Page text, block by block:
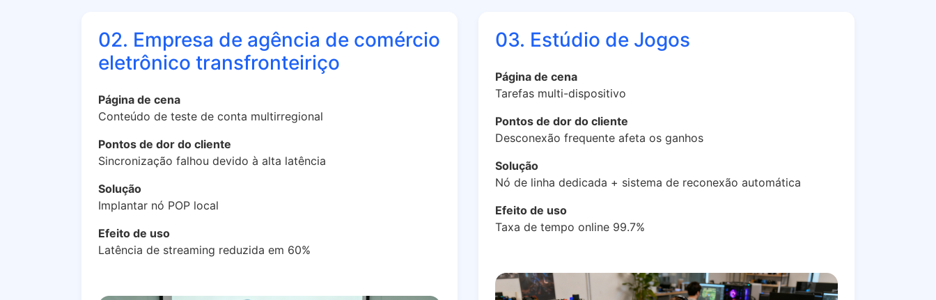
02. Empresa de agência de comércio
eletrônico transfronteiriço
Página de cena
Conteúdo de teste de conta multirregional
Pontos de dor do cliente
Sincronização falhou devido à alta latência
Solução
Implantar nó POP local
Efeito de uso
Latência de streaming reduzida em 60%
03. Estúdio de Jogos
Página de cena
Tarefas multi-dispositivo
Pontos de dor do cliente
Desconexão frequente afeta os ganhos
Solução
Nó de linha dedicada + sistema de reconexão automática
Efeito de uso
Taxa de tempo online 99.7%